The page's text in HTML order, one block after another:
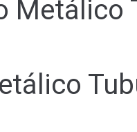
Metálico